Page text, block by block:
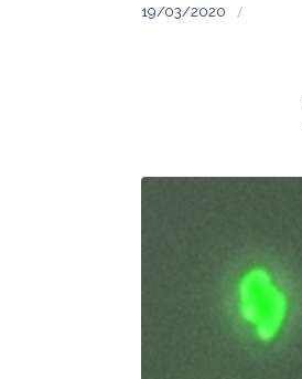
19/03/2020 /